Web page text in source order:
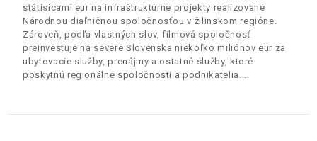
státisícami eur na infraštruktúrne projekty realizované
Národnou diaľničnou spoločnosťou v žilinskom regióne.
Zároveň, podľa vlastných slov, filmová spoločnosť
preinvestuje na severe Slovenska niekoľko miliónov eur za
ubytovacie služby, prenájmy a ostatné služby, ktoré
poskytnú regionálne spoločnosti a podnikatelia.